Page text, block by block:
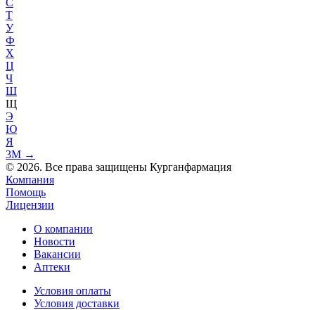
Т
У
Ф
Х
Ц
Ч
Ш
Щ
Э
Ю
Я
3М →
© 2026. Все права защищены Курганфармация
Компания
Помощь
Лицензии
О компании
Новости
Вакансии
Аптеки
Условия оплаты
Условия доставки